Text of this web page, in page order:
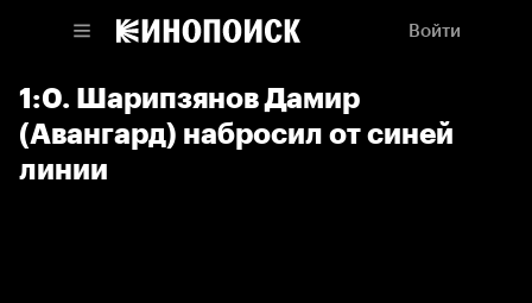
Войти
1:0. Шарипзянов Дамир
(Авангард) набросил от синей
линии